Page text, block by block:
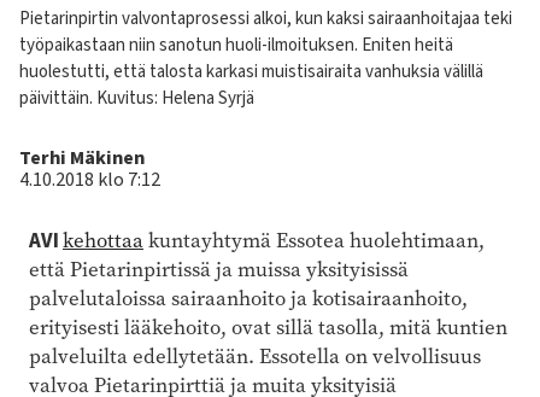
Kuvateksti
Pietarinpirtin valvontaprosessi alkoi, kun kaksi sairaanhoitajaa teki
työpaikastaan niin sanotun huoli-ilmoituksen. Eniten heitä
huolestutti, että talosta karkasi muistisairaita vanhuksia välillä
päivittäin. Kuvitus: Helena Syrjä
Kirjoittaja
Terhi Mäkinen
4.10.2018 klo 7:12
AVIkehottaakuntayhtymä Essotea huolehtimaan,
että Pietarinpirtissä ja muissa yksityisissä
palvelutaloissa sairaanhoito ja kotisairaanhoito,
erityisesti lääkehoito, ovat sillä tasolla, mitä kuntien
palveluilta edellytetään. Essotella on velvollisuus
valvoa Pietarinpirttiä ja muita yksityisiä